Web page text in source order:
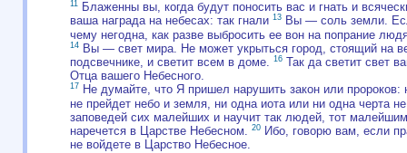
11
Блаженны вы, когда будут поносить вас и гнать и
ваша награда на небесах: так гнали 13 Вы — соль земли.
чему негодна, как разве выбросить ее вон на попрание
14 Вы — свет мира. Не может укрыться город, стоящий на
подсвечнике, и светит всем в доме. 16 Так да светит свет
Отца вашего Небесного.
17 Не думайте, что Я пришел нарушить закон или
не прейдет небо и земля, ни одна иота или ни одна черта
заповедей сих малейших и научит так людей, тот
наречется в Царстве Небесном. 20 Ибо, говорю вам, если
не войдете в Царство Небесное.